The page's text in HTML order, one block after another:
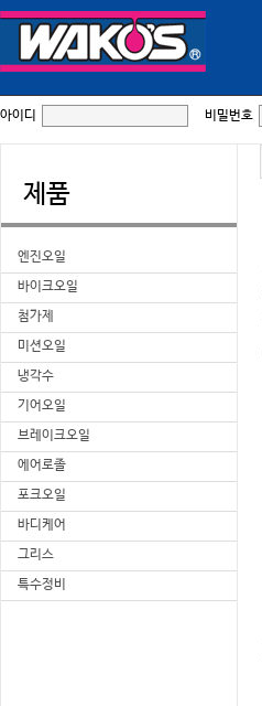
아이디 비밀번호
제품
엔진오일
바이크오일
첨가제
미션오일
냉각수
기어오일
브레이크오일
에어로졸
포크오일
바디케어
그리스
특수정비